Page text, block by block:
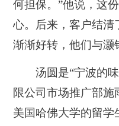
何担保。”他说，这
心。后来，客户结清
渐渐好转，他们与灏
汤圆是“宁波的味
限公司市场推广部
美国哈佛大学的留学